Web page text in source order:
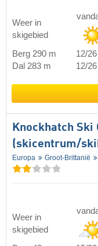
Weer in
skigebied
Berg 290 m 12/26
Dal 283 m
12/26
Knockhatch Ski
(skicentrum/
Europa Groot-Brittanië
Weer in
skigebied